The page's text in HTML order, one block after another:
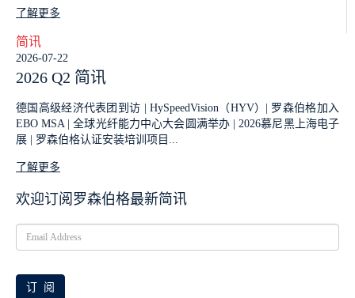
了解更多
简讯
2026-07-22
2026 Q2 简讯
德国高级经济代表团到访 | HySpeedVision（HYV）| 罗森伯格加入
EBO MSA | 全球光纤能力中心大会圆满举办 | 2026慕尼黑上海电子
展 | 罗森伯格认证安装培训项目...
了解更多
欢迎订阅罗森伯格最新简讯
订 阅